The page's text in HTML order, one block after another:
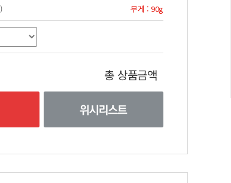
) 무게 : 90g
총 상품금액